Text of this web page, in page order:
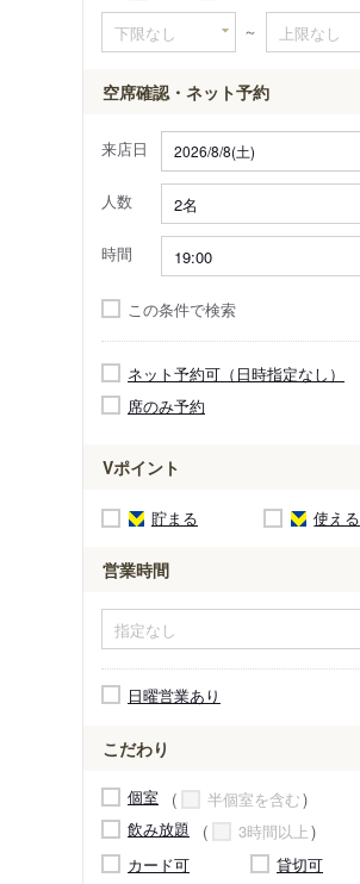
～
空席確認・ネット予約
来店日
人数
時間
この条件で検索
ネット予約可（日時指定なし）
席のみ予約
Vポイント
貯まる 使える
営業時間
日曜営業あり
こだわり
個室
半個室を含む
飲み放題
3時間以上
カード可
貸切可